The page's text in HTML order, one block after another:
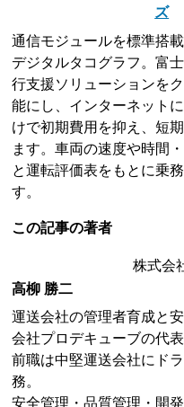
ズ
通信モジュールを標準搭
デジタルタコグラフ。富
行支援ソリューションを
能にし、インターネット
けで初期費用を抑え、短
ます。車両の速度や時間
と運転評価表をもとに乗
す。
この記事の著者
株式会
高柳 勝二
運送会社の管理者育成と
会社プロデキューブの代表
前職は中堅運送会社にド
務。
安全管理・品質管理・開